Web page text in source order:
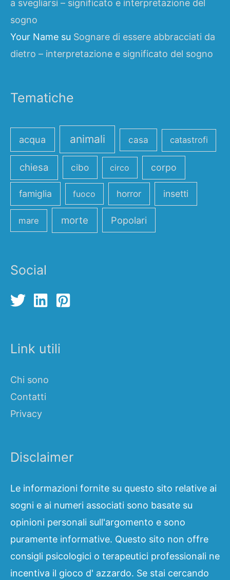
a svegliarsi – significato e interpretazione del
sogno
Your Name su Sognare di essere abbracciati da
dietro – interpretazione e significato del sogno
Tematiche
acqua animali casa catastrofi
chiesa cibo circo corpo
famiglia fuoco horror insetti
mare morte Popolari
Social
Link utili
Chi sono
Contatti
Privacy
Disclaimer
Le informazioni fornite su questo sito relative ai
sogni e ai numeri associati sono basate su
opinioni personali sull'argomento e sono
puramente informative. Questo sito non offre
consigli psicologici o terapeutici professionali ne
incentiva il gioco d' azzardo. Se stai cercando